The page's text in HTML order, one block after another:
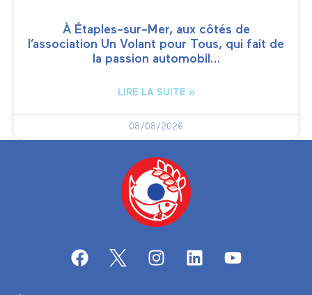
À Étaples-sur-Mer, aux côtés de
l’association Un Volant pour Tous, qui fait de
la passion automobil…
LIRE LA SUITE »
08/08/2026